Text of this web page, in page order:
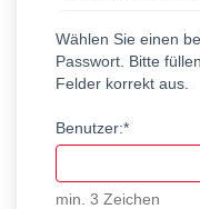
Wählen Sie einen
Passwort. Bitte
Felder korrekt aus.
Benutzer:*
min. 3 Zeichen